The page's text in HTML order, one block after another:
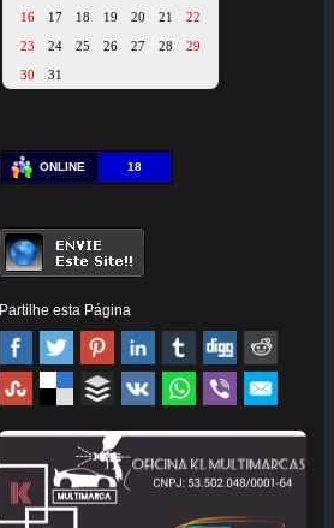
16
17 18 19 20 21
22
23
24 25 26 27 28
29
30
31
ONLINE 18
Partilhe esta Página